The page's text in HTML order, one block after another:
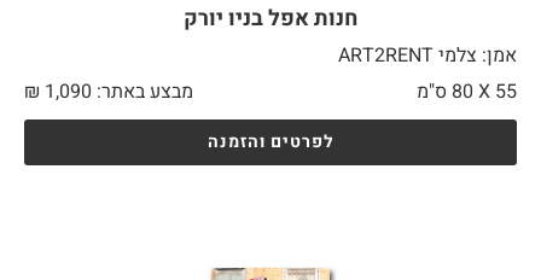
חנות אפל בניו יורק
אמן: צלמי ART2RENT
55 X
מבצע באתר: ₪ 1,090
לפרטים והזמנה